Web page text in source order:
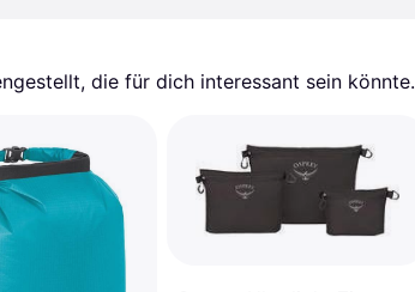
die für dich interessant sein könnte.